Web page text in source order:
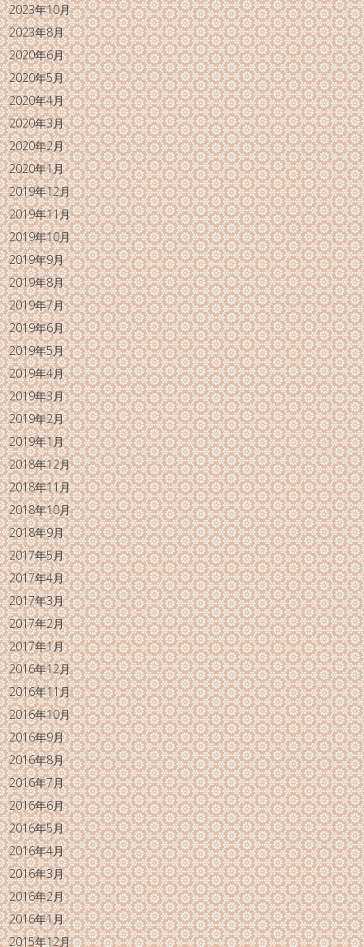
2023年10月
2023年8月
2020年6月
2020年5月
2020年4月
2020年3月
2020年2月
2020年1月
2019年12月
2019年11月
2019年10月
2019年9月
2019年8月
2019年7月
2019年6月
2019年5月
2019年4月
2019年3月
2019年2月
2019年1月
2018年12月
2018年11月
2018年10月
2018年9月
2017年5月
2017年4月
2017年3月
2017年2月
2017年1月
2016年12月
2016年11月
2016年10月
2016年9月
2016年8月
2016年7月
2016年6月
2016年5月
2016年4月
2016年3月
2016年2月
2016年1月
2015年12月